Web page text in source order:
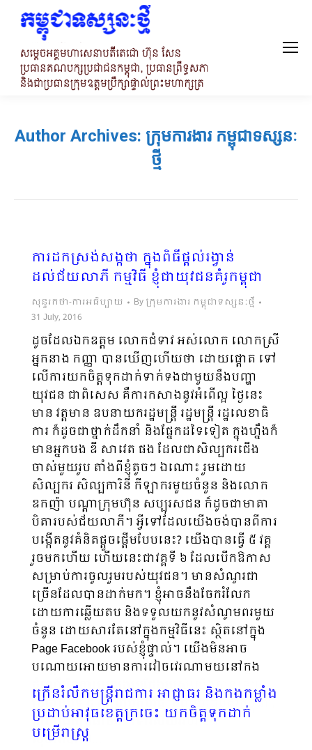
Author Archives: ក្រុមការងារ កម្ពុជាទស្សនៈ
ថ្មី
ការដកស្រង់សង្កថា ក្នុងពិធីផ្តល់រង្វាន់
ដល់ជ័យលាភី កម្មវិធី ខ្ញុំជាយុវជនគំរូកម្ពុជា
សុន្ទរកថា-ការអធិប្បាយ By ក្រុមការងារ កម្ពុជាទស្សនៈថ្មី
31 July, 2016
ដូចដែលឯកឧត្តម លោកជំទាវ អស់លោក លោកស្រី
អ្នកនាង កញ្ញា បានឃើញហើយថា ដោយ​ផ្ដោត ទៅ
លើការយកចិត្តទុកដាក់ទាក់ទងជាមួយនឹងបញ្ហា
យុវជន ជាពិសេស គឺការកសាងនូវអំពើល្អ ថ្ងៃនេះ
មាន​ វត្ត​មាន ឧបនាយករដ្ឋមន្រ្តី រដ្ឋមន្រ្តី រដ្ឋលេខាធិ
ការ ក៏ដូចជាថ្នាក់ដឹកនាំ និងផ្នែកដទៃទៀត ក្នុងហ្នឹង​ក៏​
មាន​អ្នក​​បង ឌី សាវេត ផង ដែលជាសិល្បករជើង
ចាស់មួយរូប តាំងពីខ្ញុំតូចៗ ឯណោះ រួមដោយ​
សិល្បករ សិល្ប​ការិនី កីឡាករមួយចំនួន និងលោក
ឧកញ៉ា បណ្ដាក្រុមហ៊ុន សប្បុរសជន ក៏ដូចជាមាតា​
បិតា​របស់​ជ័យ​លាភី។ អ្វីទៅដែលយើងចង់បានពីការ
បង្កើតនូវគំនិតផ្ដួចផ្ដើមបែបនេះ? យើងបានធ្វើ ៥ វគ្គ
រួច​មក​ហើយ ហើយ​នេះ​ជា​វគ្គទី ៦ ដែលបើកឱកាស
សម្រាប់ការចូលរួមរបស់យុវជន។ មានសំណួរជា
ច្រើន​ដែល​បាន​ដាក់មក។ ​ខ្ញុំ​អាច​នឹងចែករំលែក
ដោយការ​ឆ្លើយតប និងទទួលយកនូវសំណូមពរមួយ
ចំនួន ដោយ​សារ​តែនៅ​ក្នុង​កម្ម​វិធី​នេះ ស្ថិតនៅក្នុង​
Page Facebook របស់ខ្ញុំផ្ទាល់។ យើងមិនអាច
បណ្ដោយ​អោយ​មាន​ការវៀចវេរណាមួយនៅក្នុង
ដំណើរ​នៃការប្រឡងប្រជែងរបស់យើងបានទេ។
ប្រធានបទ ៥ សម្រាប់កម្មវិធី “ខ្ញុំជាយុវជនគំរូកម្ពុជា”,
ការពង្រីកប្រធានបទទៅវិស័យអប់រំ និង
សុខាភិបាល…
ក្រើនរំលឹកមន្រ្តីរាជការ អាជ្ញាធរ និងកងកម្លាំង
ប្រដាប់អាវុធខេត្តក្រចេះ យកចិត្តទុកដាក់
បម្រើរាស្ត្រ